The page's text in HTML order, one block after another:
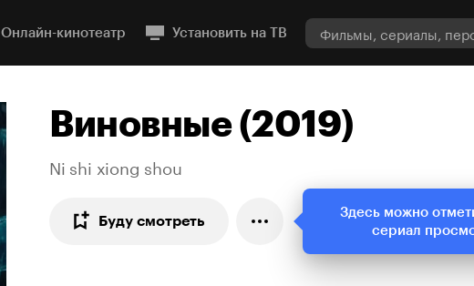
Онлайн-кинотеатр Установить на ТВ
Виновные (2019)
Ni shi xiong shou
Буду смотреть
Здесь можно
сериал